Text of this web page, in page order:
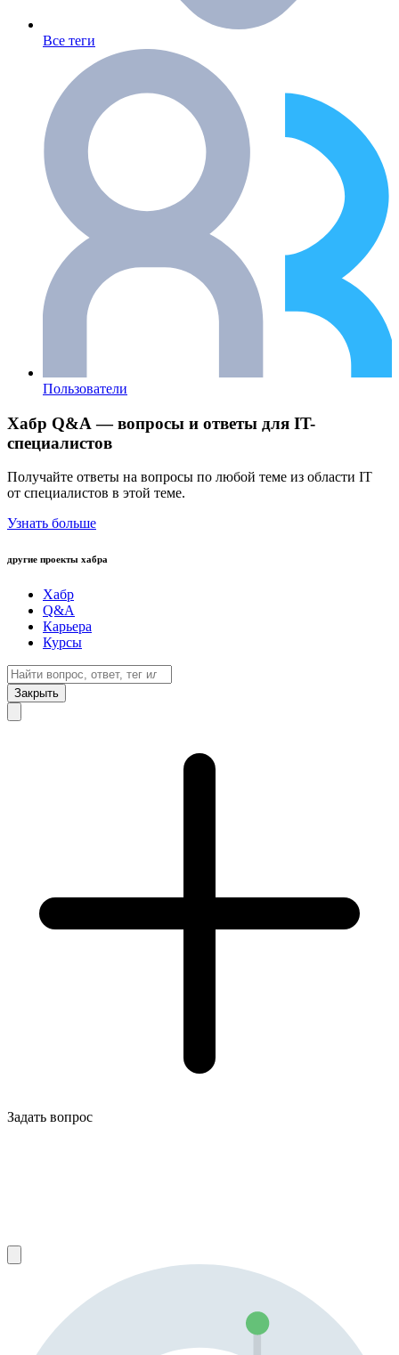
Все теги
Пользователи
Хабр Q&A — вопросы и ответы для IT-
специалистов
Получайте ответы на вопросы по любой теме из области IT
от специалистов в этой теме.
Узнать больше
другие проекты хабра
Хабр
Q&A
Карьера
Курсы
Закрыть
Задать вопрос